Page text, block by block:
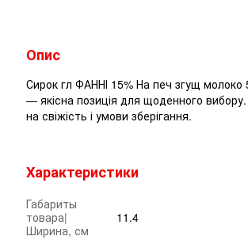
Опис
Сирок гл ФАННІ 15% На печ згущ молоко
— якісна позиція для щоденного вибору.
на свіжість і умови зберігання.
Характеристики
Габариты
товара|
Ширина, см
11.4